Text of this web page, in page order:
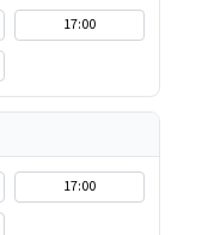
17:00
17:00